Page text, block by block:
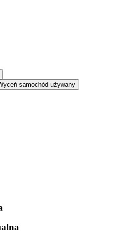
samochód używany